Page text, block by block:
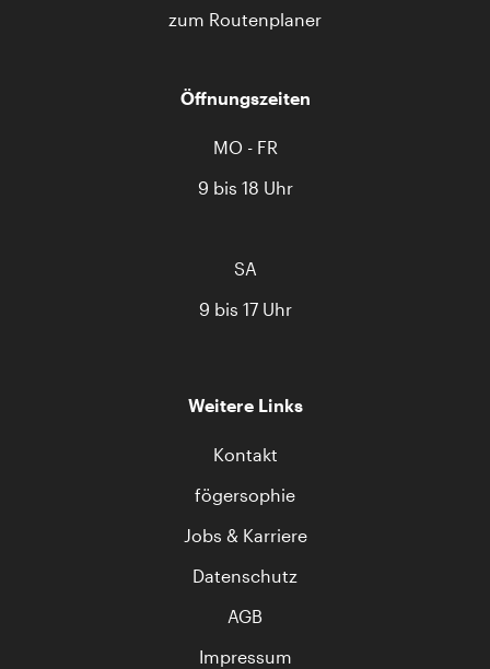
zum Routenplaner
Öffnungszeiten
MO - FR
9 bis 18 Uhr
SA
9 bis 17 Uhr
Weitere Links
Kontakt
fögersophie
Jobs & Karriere
Datenschutz
AGB
Impressum